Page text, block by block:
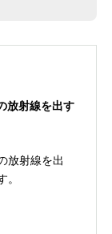
放射線を出す
放射線を出
。